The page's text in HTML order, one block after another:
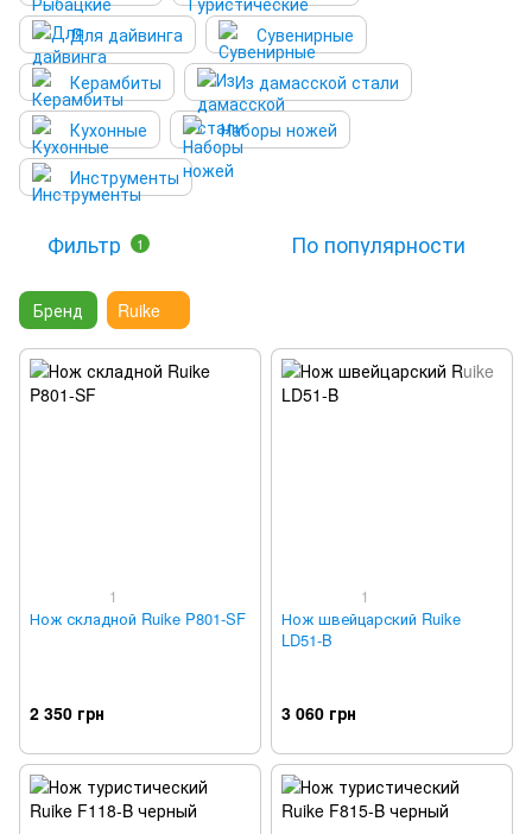
Для дайвинга
Сувенирные
Керамбиты
Из дамасской стали
Кухонные
Наборы ножей
Инструменты
Фильтр 1 По популярности
Бренд Ruike
1
Нож складной Ruike P801-SF
2 350 грн
1
Нож швейцарский Ruike
LD51-B
3 060 грн